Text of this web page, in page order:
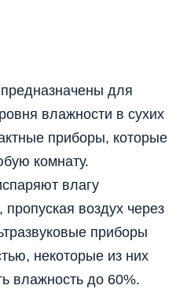
для
влажности в сухих
приборы, которые
комнату.
влагу
воздух через
приборы
некоторые из них
влажность до 60%.